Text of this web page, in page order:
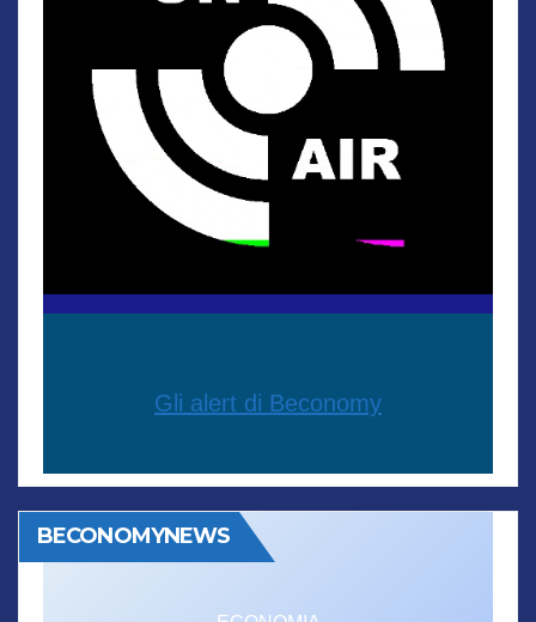
Gli alert di Beconomy
BECONOMYNEWS